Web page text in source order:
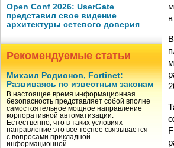
Open Conf 2026: UserGate
представил свое видение
архитектуры сетевого доверия
Рекомендуемые статьи
Михаил Родионов, Fortinet:
Развиваясь по известным законам
В настоящее время информационная
безопасность представляет собой вполне
самостоятельное мощное направление
корпоративной автоматизации.
Естественно, что в таких условиях
направление это все теснее связывается
с вопросами прикладной
информационной …